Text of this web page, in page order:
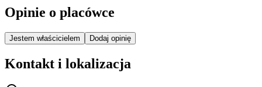
Opinie o placówce
Jestem właścicielem Dodaj opinię
Kontakt i lokalizacja